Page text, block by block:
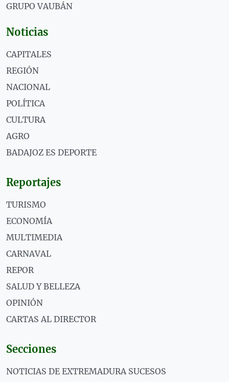
GRUPO VAUBÁN
Noticias
CAPITALES
REGIÓN
NACIONAL
POLÍTICA
CULTURA
AGRO
BADAJOZ ES DEPORTE
Reportajes
TURISMO
ECONOMÍA
MULTIMEDIA
CARNAVAL
REPOR
SALUD Y BELLEZA
OPINIÓN
CARTAS AL DIRECTOR
Secciones
NOTICIAS DE EXTREMADURA SUCESOS